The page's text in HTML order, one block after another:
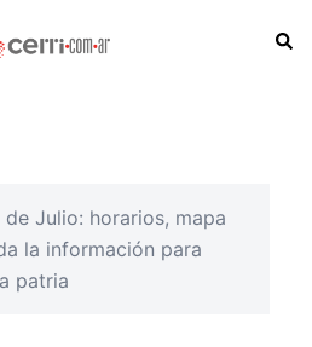
Julio: horarios, mapa
la información para
patria